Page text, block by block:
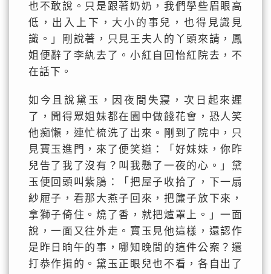
也不敢說。只是跟著奶奶，我們學些眉眼高
低，出入上下，大小的事兒，也得見識見
識。」剛說著，只見王夫人的丫頭來請，鳳
姐便辭了李紈去了。小紅自回怡紅院去，不
在話下。
如今且說黛玉，因夜間失寢，次日起來遲
了，聞得眾姐妹都在園中做餞花會，恐人笑
他痴懶，連忙梳洗了出來。剛到了院中，只
見寶玉進門，來了便笑道：「好妹妹，你昨
兒告了我了沒有？叫我懸了一夜的心。」黛
玉便回頭叫紫鵑：「把屋子收拾了，下一扇
紗屜子，看那大燕子回來，把簾子放下來，
拿獅子倚住。燒了香，就把爐罩上。」一面
說，一面又往外走。寶玉見他這樣，還認作
是昨日晌午的事，哪知晚間的這件公案？還
打恭作揖的。黛玉正眼兒也不看，各自出了